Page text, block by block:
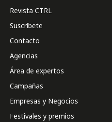
Revista CTRL
Suscríbete
Contacto
Agencias
Área de expertos
Campañas
Empresas y Negocios
Festivales y premios